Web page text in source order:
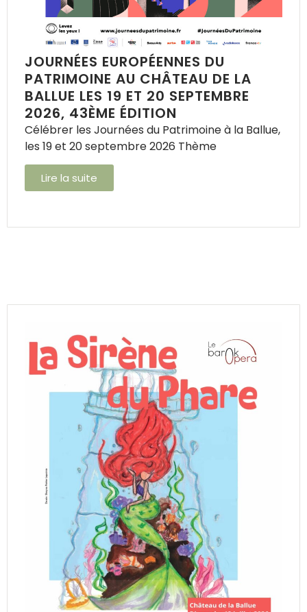
JOURNÉES EUROPÉENNES DU
PATRIMOINE AU CHÂTEAU DE LA
BALLUE LES 19 ET 20 SEPTEMBRE
2026, 43ÈME ÉDITION
Célébrer les Journées du Patrimoine à la Ballue,
les 19 et 20 septembre 2026 Thème
Lire la suite